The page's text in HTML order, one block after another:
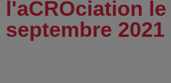
l'aCROciation le
septembre 2021